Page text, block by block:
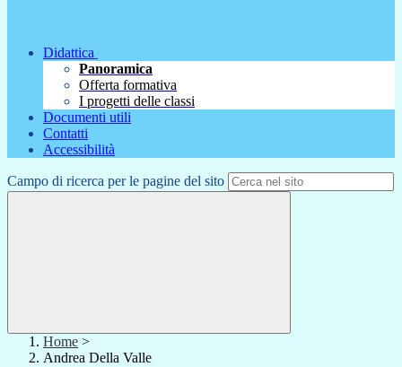
Didattica
Panoramica
Offerta formativa
I progetti delle classi
Documenti utili
Contatti
Accessibilità
Campo di ricerca per le pagine del sito
Home >
Andrea Della Valle